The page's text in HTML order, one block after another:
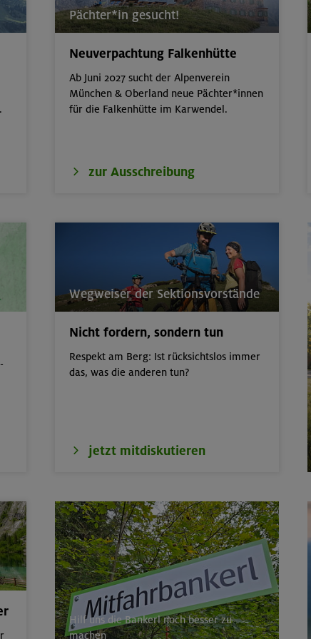
indoor München
in den Sommerferien für 8-12 Jährige
indoor München
Basic - Kompakt München
der wilden Texelgruppe Ötztaler Alpen
Hüttenübernachtung mit Kindern von
Kitzbüheler Alpen
und Aufbaukurs Klettern indoor (3
indoor München
Pächter*in gesucht!
Neuverpachtung Falkenhütte
Ab Juni 2027 sucht der Alpenverein
München & Oberland neue Pächter*innen
für die Falkenhütte im Karwendel.
zur Ausschreibung
Wegweiser der Sektionsvorstände
Nicht fordern, sondern tun
Respekt am Berg: Ist rücksichtslos immer
das, was die anderen tun?
jetzt mitdiskutieren
Hilf uns die Bankerl noch besser zu
machen